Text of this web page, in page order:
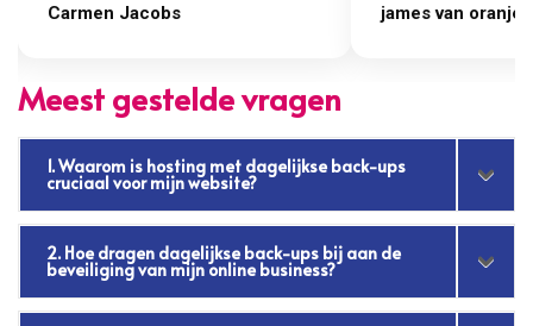
james van oranje Marcel Thijs
Meest gestelde vragen
1. Waarom is hosting met dagelijkse back-ups
cruciaal voor mijn website?
2. Hoe dragen dagelijkse back-ups bij aan de
beveiliging van mijn online business?